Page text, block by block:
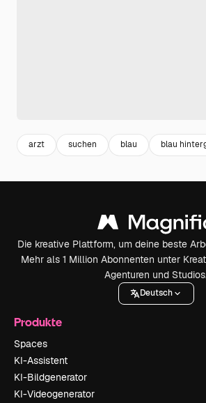
arzt suchen blau blau
Die kreative Plattform, um deine beste
Mehr als 1 Million Abonnenten unter
Agenturen und
Deutsch
Produkte
Spaces
KI-Assistent
KI-Bildgenerator
KI-Videogenerator